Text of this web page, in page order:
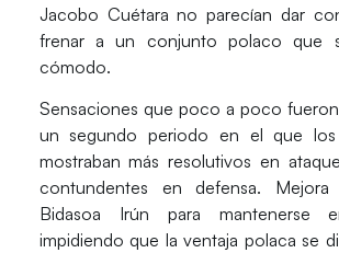
Jacobo Cuétara no parecían dar
frenar a un conjunto polaco que
cómodo.
Sensaciones que poco a poco
un segundo periodo en el que los
mostraban más resolutivos en
contundentes en defensa.
Bidasoa Irún para mantenerse
impidiendo que la ventaja polaca se